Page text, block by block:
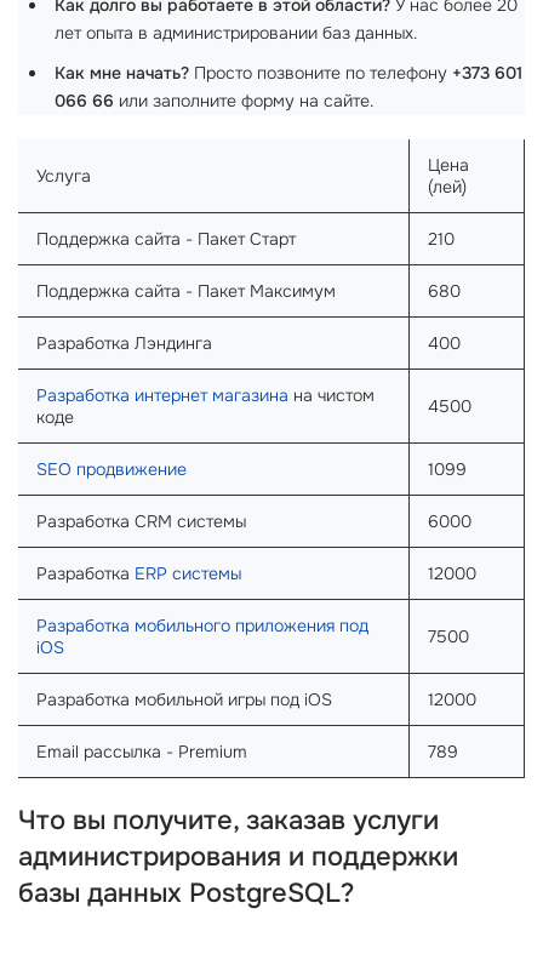
Как долго вы работаете в этой области? У нас более 20
лет опыта в администрировании баз данных.
Как мне начать? Просто позвоните по телефону +373 601
066 66 или заполните форму на сайте.
Услуга
Цена
(лей)
Поддержка сайта - Пакет Старт 210
Поддержка сайта - Пакет Максимум 680
Разработка Лэндинга 400
Разработка интернет магазина на чистом
коде
4500
SEO продвижение 1099
Разработка CRM системы 6000
Разработка ERP системы 12000
Разработка мобильного приложения под
iOS
7500
Разработка мобильной игры под iOS 12000
Email рассылка - Premium 789
Что вы получите, заказав услуги
администрирования и поддержки
базы данных PostgreSQL?